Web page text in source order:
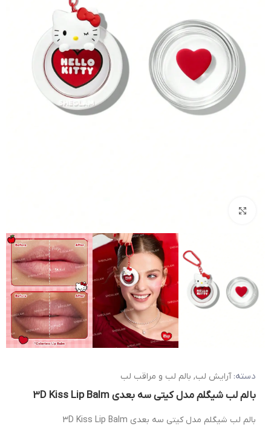
دسته: آرایش لب, بالم لب و مراقب لب
بالم لب شیگلم مدل کیتی سه بعدی 3D Kiss Lip Balm
بالم لب شیگلم مدل کیتی سه بعدی 3D Kiss Lip Balm